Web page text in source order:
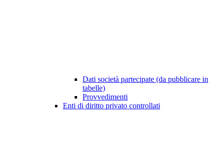
Dati società partecipate (da pubblicare in
tabelle)
Provvedimenti
Enti di diritto privato controllati